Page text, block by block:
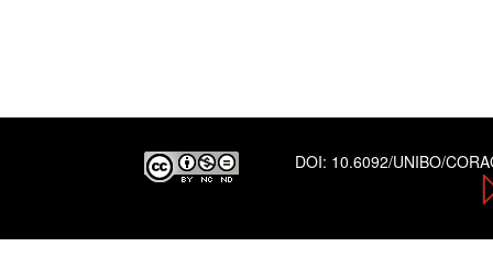
DOI: 10.6092/UNIBO/